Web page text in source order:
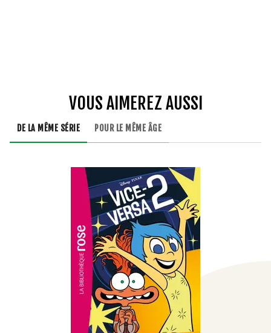
VOUS AIMEREZ AUSSI
DE LA MÊME SÉRIE POUR LE MÊME ÂGE